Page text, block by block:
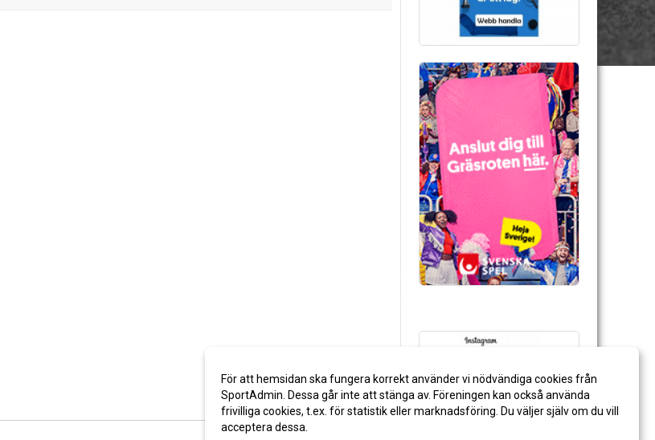
För att hemsidan ska fungera korrekt använder vi nödvändiga cookies från
SportAdmin. Dessa går inte att stänga av. Föreningen kan också använda
frivilliga cookies, t.ex. för statistik eller marknadsföring. Du väljer själv om du vill
acceptera dessa.